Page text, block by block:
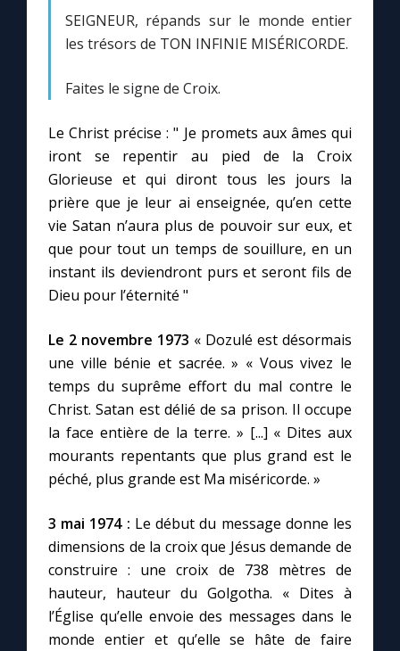
SEIGNEUR, répands sur le monde entier
les trésors de TON INFINIE MISÉRICORDE.
Faites le signe de Croix.
Le Christ précise : " Je promets aux âmes qui
iront se repentir au pied de la Croix
Glorieuse et qui diront tous les jours la
prière que je leur ai enseignée, qu’en cette
vie Satan n’aura plus de pouvoir sur eux, et
que pour tout un temps de souillure, en un
instant ils deviendront purs et seront fils de
Dieu pour l’éternité "
Le 2 novembre 1973 « Dozulé est désormais
une ville bénie et sacrée. » « Vous vivez le
temps du suprême effort du mal contre le
Christ. Satan est délié de sa prison. Il occupe
la face entière de la terre. » [...] « Dites aux
mourants repentants que plus grand est le
péché, plus grande est Ma miséricorde. »
3 mai 1974 : Le début du message donne les
dimensions de la croix que Jésus demande de
construire : une croix de 738 mètres de
hauteur, hauteur du Golgotha. « Dites à
l’Église qu’elle envoie des messages dans le
monde entier et qu’elle se hâte de faire